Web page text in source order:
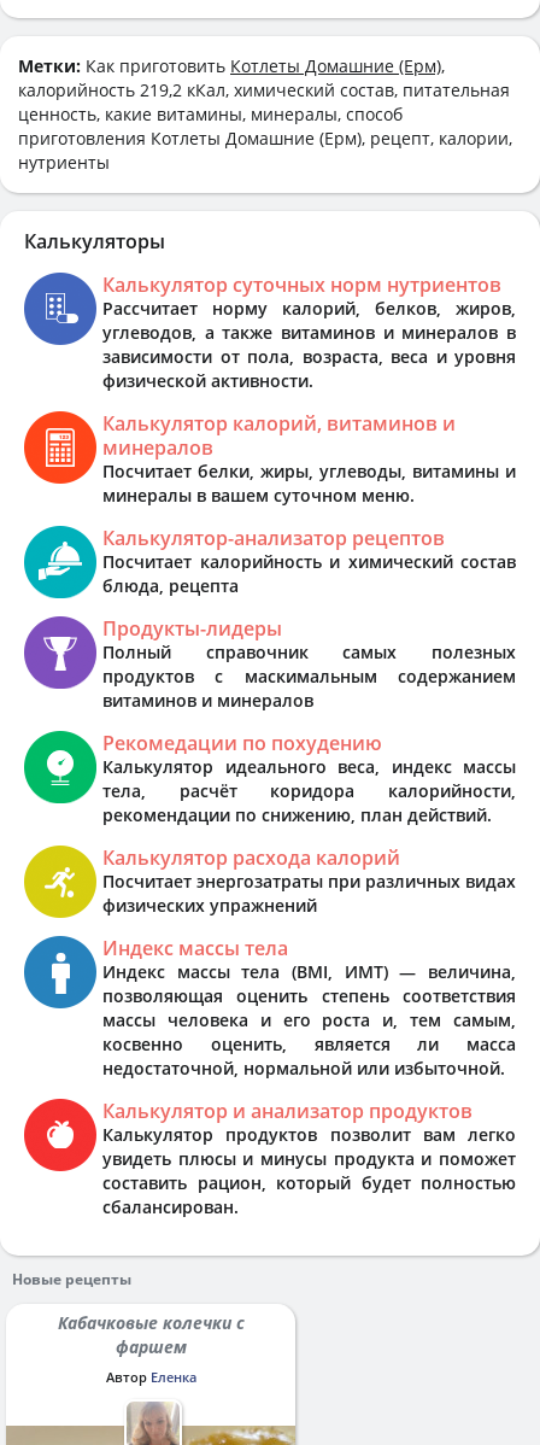
Метки: Как приготовить Котлеты Домашние (Ерм),
калорийность 219,2 кКал, химический состав, питательная
ценность, какие витамины, минералы, способ
приготовления Котлеты Домашние (Ерм), рецепт, калории,
нутриенты
Калькуляторы
Калькулятор суточных норм нутриентов
Рассчитает норму калорий, белков, жиров,
углеводов, а также витаминов и минералов в
зависимости от пола, возраста, веса и уровня
физической активности.
Калькулятор калорий, витаминов и
минералов
Посчитает белки, жиры, углеводы, витамины и
минералы в вашем суточном меню.
Калькулятор-анализатор рецептов
Посчитает калорийность и химический состав
блюда, рецепта
Продукты-лидеры
Полный справочник самых полезных
продуктов с маскимальным содержанием
витаминов и минералов
Рекомедации по похудению
Калькулятор идеального веса, индекс массы
тела, расчёт коридора калорийности,
рекомендации по снижению, план действий.
Калькулятор расхода калорий
Посчитает энергозатраты при различных видах
физических упражнений
Индекс массы тела
Индекс массы тела (BMI, ИМТ) — величина,
позволяющая оценить степень соответствия
массы человека и его роста и, тем самым,
косвенно оценить, является ли масса
недостаточной, нормальной или избыточной.
Калькулятор и анализатор продуктов
Калькулятор продуктов позволит вам легко
увидеть плюсы и минусы продукта и поможет
составить рацион, который будет полностью
сбалансирован.
Новые рецепты
Кабачковые колечки с
фаршем
Автор Еленка